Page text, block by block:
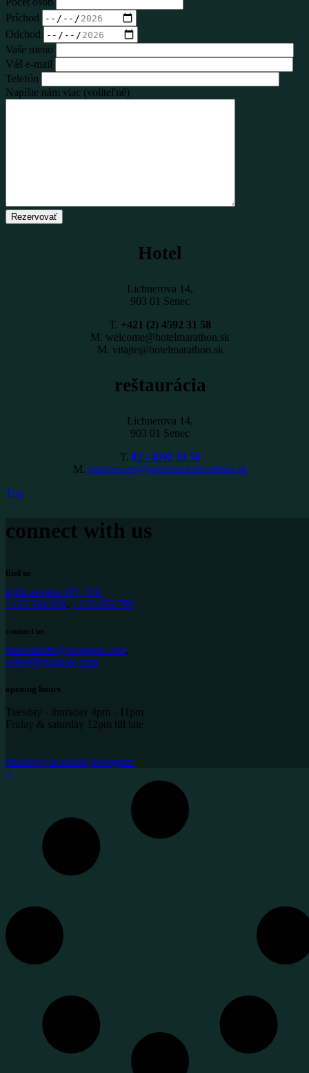
Príchod
Odchod
Vaše meno
Váš e-mail
Telefón
Napíšte nám viac (voliteľné)
Rezervovať
Hotel
Lichnerova 14,
903 01 Senec
T. +421 (2) 4592 31 58
M. welcome@hotelmarathon.sk
M. vitajte@hotelmarathon.sk
reštaurácia
Lichnerova 14,
903 01 Senec
T. 02 / 4592 31 58
M. napistenam@restauraciamarathon.sk
Top
connect with us
find us
eight avenue 487, NY
+123 344 056, +123 456 789
contact us
reservations@example.com,
office@example.com
opening hours
Tuesday - thursday 4pm - 11pm
Friday & saturday 12pm till late
Pinterest Facebook Instagram